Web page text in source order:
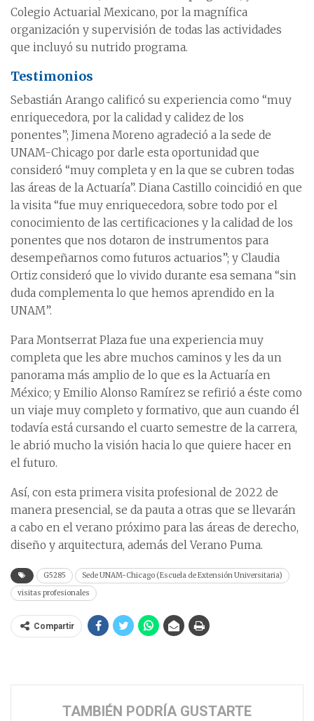
Colegio Actuarial Mexicano, por la magnífica
organización y supervisión de todas las actividades
que incluyó su nutrido programa.
Testimonios
Sebastián Arango calificó su experiencia como “muy
enriquecedora, por la calidad y calidez de los
ponentes”; Jimena Moreno agradeció a la sede de
UNAM-Chicago por darle esta oportunidad que
consideró “muy completa y en la que se cubren todas
las áreas de la Actuaría”. Diana Castillo coincidió en que
la visita “fue muy enriquecedora, sobre todo por el
conocimiento de las certificaciones y la calidad de los
ponentes que nos dotaron de instrumentos para
desempeñarnos como futuros actuarios”; y Claudia
Ortiz consideró que lo vivido durante esa semana “sin
duda complementa lo que hemos aprendido en la
UNAM”.
Para Montserrat Plaza fue una experiencia muy
completa que les abre muchos caminos y les da un
panorama más amplio de lo que es la Actuaría en
México; y Emilio Alonso Ramírez se refirió a éste como
un viaje muy completo y formativo, que aun cuando él
todavía está cursando el cuarto semestre de la carrera,
le abrió mucho la visión hacia lo que quiere hacer en
el futuro.
Así, con esta primera visita profesional de 2022 de
manera presencial, se da pauta a otras que se llevarán
a cabo en el verano próximo para las áreas de derecho,
diseño y arquitectura, además del Verano Puma.
G5285
Sede UNAM-Chicago (Escuela de Extensión Universitaria)
visitas profesionales
Compartir
TAMBIÉN PODRÍA GUSTARTE